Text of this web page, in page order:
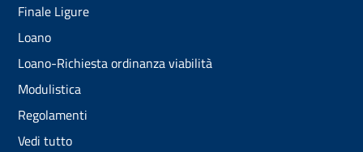
Finale Ligure
Loano
Loano-Richiesta ordinanza viabilità
Modulistica
Regolamenti
Vedi tutto